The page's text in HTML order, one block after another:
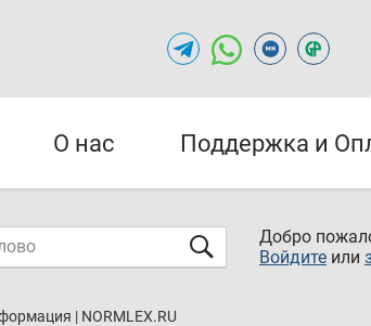
О нас Поддержка и
Добро
Войдите или
| NORMLEX.RU